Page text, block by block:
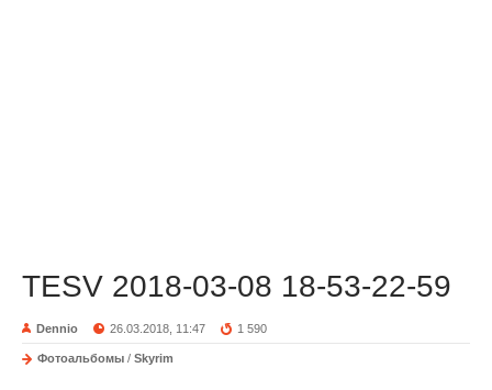
TESV 2018-03-08 18-53-22-59
Dennio 26.03.2018, 11:47 1 590
Фотоальбомы / Skyrim